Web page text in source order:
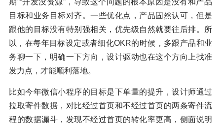
期”“开发没资源”，导致这个问题的根本原因是没有和产品
目标和业务目标对齐。一些优化点，产品固然认可，但是
跟他的目标没有特别强相关，优先级自然就要往后排。所
以，在每年目标设定或者细化OKR的时候，多跟产品和业
务聊一下，明确一下方向，设计驱动也在这个方向上找准
发力点，才能顺利落地。
比如今年微信小程序的目标是下单量的提升，设计师通过
拉取寄件数据，对比经过首页和不经过首页的两条寄件流
程的数据漏斗，发现不经过首页的转化率更高，侧面说明